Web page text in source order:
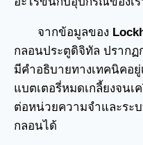
จากข้อมูลของ
กลอนประตูดิจิทัล ปราก
มีคำอธิบายทางเทคนิคอยู่
แบตเตอรี่หมดเกลี้ยงจนเ
ต่อหน่วยความจำและระ
กลอนได้